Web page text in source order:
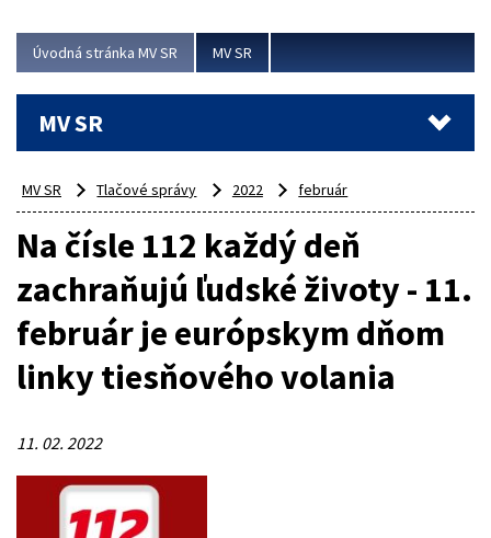
Úvodná stránka MV SR MV SR
MV SR
MV SR Tlačové správy 2022 február
Na čísle 112 každý deň
zachraňujú ľudské životy - 11.
február je európskym dňom
linky tiesňového volania
11. 02. 2022